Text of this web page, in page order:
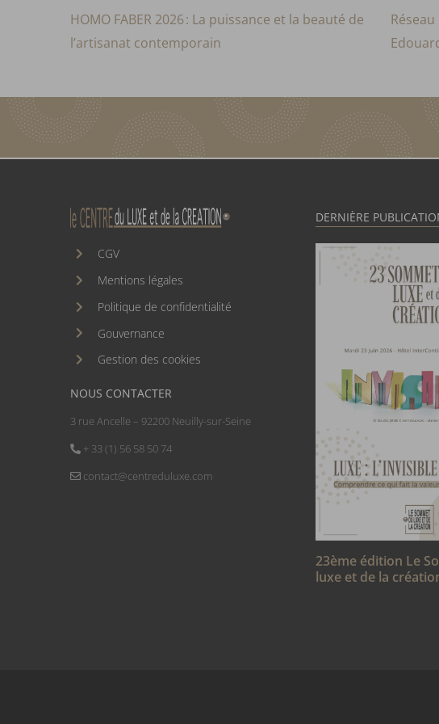
HOMO FABER 2026 : La puissance et la beauté de
l’artisanat contemporain
CGV
Mentions légales
Politique de confidentialité
Gouvernance
Gestion des cookies
NOUS CONTACTER
3 rue Ancelle – 92200 Neuilly-sur-Seine
+ 33 (1) 56 58 50 74
contact@centreduluxe.com
DERNIÈRE
23ème édition Le
luxe et de la